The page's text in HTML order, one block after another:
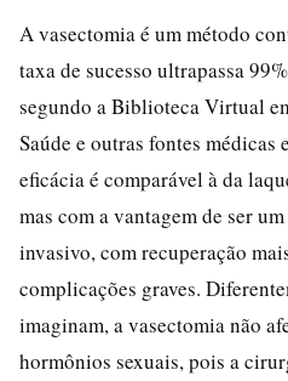
A vasectomia é um método
taxa de sucesso ultrapassa
segundo a Biblioteca Virtual
Saúde e outras fontes médicas
eficácia é comparável à da
mas com a vantagem de ser
invasivo, com recuperação
complicações graves.
imaginam, a vasectomia não
hormônios sexuais, pois a